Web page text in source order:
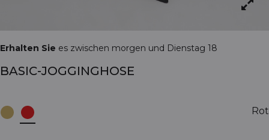
Erhalten Sie es zwischen morgen und Dienstag 18
BASIC-JOGGINGHOSE
Rot